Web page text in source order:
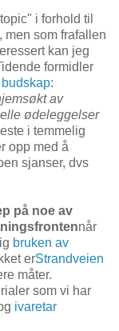
i forhold til
men som frafallen
kan jeg
formidler
:
av
ødeleggelser
i temmelig
opp med å
sjanser, dvs
på noe av
når
bruken av
erStrandveien
måter.
som vi har
ivaretar